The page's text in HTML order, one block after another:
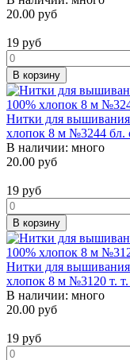
20.00 руб
19 руб
В корзину
Нитки для
хлопок 8 м №3244 бл.
В наличии: много
20.00 руб
19 руб
В корзину
Нитки для
хлопок 8 м №3120 т.
В наличии: много
20.00 руб
19 руб